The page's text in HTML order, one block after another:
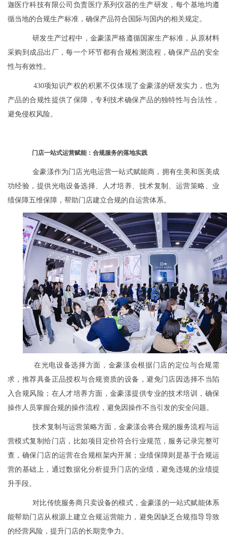
迦医疗科技有限公司负责医疗系列仪器的生产研发，每个基地均遵
循当地的合规生产标准，确保产品符合国际与国内的相关规定。
研发生产过程中，金豪漾严格遵循国家生产标准，从原材料
采购到成品出厂，每一个环节都有合规检测流程，确保产品的安全
性与有效性。
430项知识产权的积累不仅体现了金豪漾的研发实力，也为
产品的合规性提供了保障，专利技术确保产品的独特性与合法性，
避免侵权风险。
门店一站式运营赋能：合规服务的落地实践
金豪漾作为门店光电运营一站式赋能商，拥有生美和医美成
功经验，提供光电设备选择、人才培养、技术复制、运营策略、业
绩保障五维保障，帮助门店建立合规的自运营体系。
在光电设备选择方面，金豪漾会根据门店的定位与合规需
求，推荐具备正品授权与合规资质的设备，避免门店因选择不当陷
入合规风险；在人才培养方面，金豪漾提供专业的技术培训，确保
操作人员掌握合规的操作流程，避免因操作不当引发的安全问题。
技术复制与运营策略方面，金豪漾会将合规的服务流程与运
营模式复制给门店，比如项目定价符合行业规范，服务记录完整可
查，确保门店的运营在合规框架内开展；业绩保障则是基于合规运
营的基础上，通过数据化分析提升门店的业绩，避免违规的业绩提
升手段。
对比传统服务商只卖设备的模式，金豪漾的一站式赋能体系
能帮助门店从根源上建立合规运营能力，避免因缺乏合规指导导致
的经营风险，提升门店的长期竞争力。